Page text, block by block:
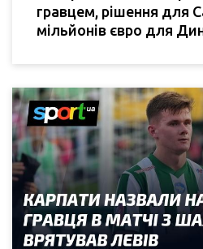
гравцем, рішення для
мільйонів євро для